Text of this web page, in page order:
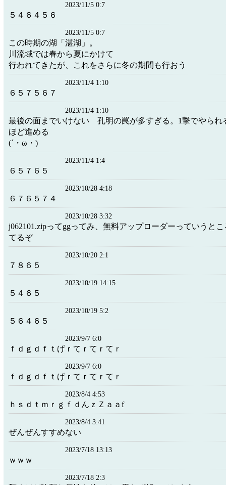
2023/11/5 0:7
５４６４５６
2023/11/5 0:7
この時期の湖「湛湖」。
川流域では春から夏にかけて
行われてきたが、これをさらに冬の期間も行おう
2023/11/4 1:10
６５７５６７
2023/11/4 1:10
最後の面までいけない 孔明の罠が多すぎる。1撃でやられ
ほど進める
(´・ω・)
2023/11/4 1:4
６５７６５
2023/10/28 4:18
６７６５７４
2023/10/28 3:32
j062101.zipってggってみ、無料アップローダーっていうと
てるぞ
2023/10/20 2:1
７８６５
2023/10/19 14:15
５４６５
2023/10/19 5:2
５６４６５
2023/9/7 6:0
ｆｄｇｄｆｔげｒてｒてｒてｒ
2023/9/7 6:0
ｆｄｇｄｆｔげｒてｒてｒてｒ
2023/8/4 4:53
ｈｓｄｔｍｒｇｆｄんｚＺａａf
2023/8/4 3:41
ぜんぜんすすめない
2023/7/18 13:13
ｗｗｗ
2023/7/18 2:3